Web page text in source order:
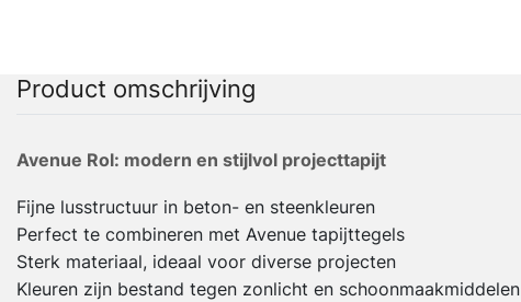
Product omschrijving
Avenue Rol: modern en stijlvol projecttapijt
Fijne lusstructuur in beton- en steenkleuren
Perfect te combineren met Avenue tapijttegels
Sterk materiaal, ideaal voor diverse projecten
Kleuren zijn bestand tegen zonlicht en schoonmaakmiddelen